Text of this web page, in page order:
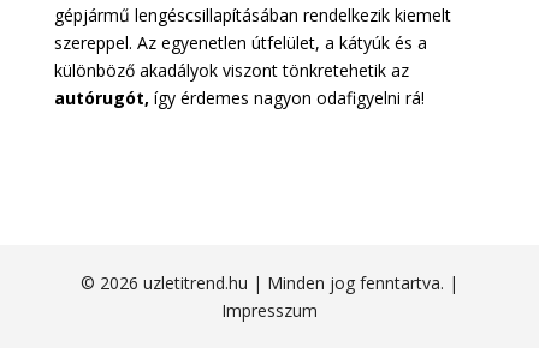
gépjármű lengéscsillapításában rendelkezik kiemelt
szereppel. Az egyenetlen útfelület, a kátyúk és a
különböző akadályok viszont tönkretehetik az
autórugót, így érdemes nagyon odafigyelni rá!
© 2026 uzletitrend.hu | Minden jog fenntartva. |
Impresszum